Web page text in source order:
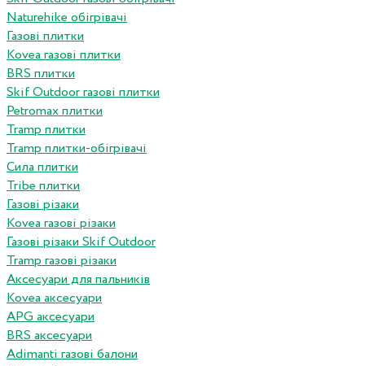
Naturehike обігрівачі
Газові плитки
Kovea газові плитки
BRS плитки
Skif Outdoor газові плитки
Petromax плитки
Tramp плитки
Tramp плитки-обігрівачі
Сила плитки
Tribe плитки
Газові різаки
Kovea газові різаки
Газові різаки Skif Outdoor
Tramp газові різаки
Аксесуари для пальників
Kovea аксесуари
APG аксесуари
BRS аксесуари
Adimanti газові балони